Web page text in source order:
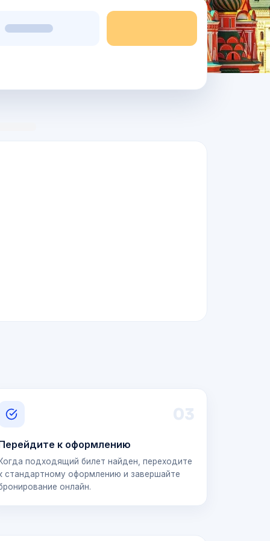
03
к оформлению
подходящий билет найден, переходите
стандартному оформлению и завершайте
онлайн.